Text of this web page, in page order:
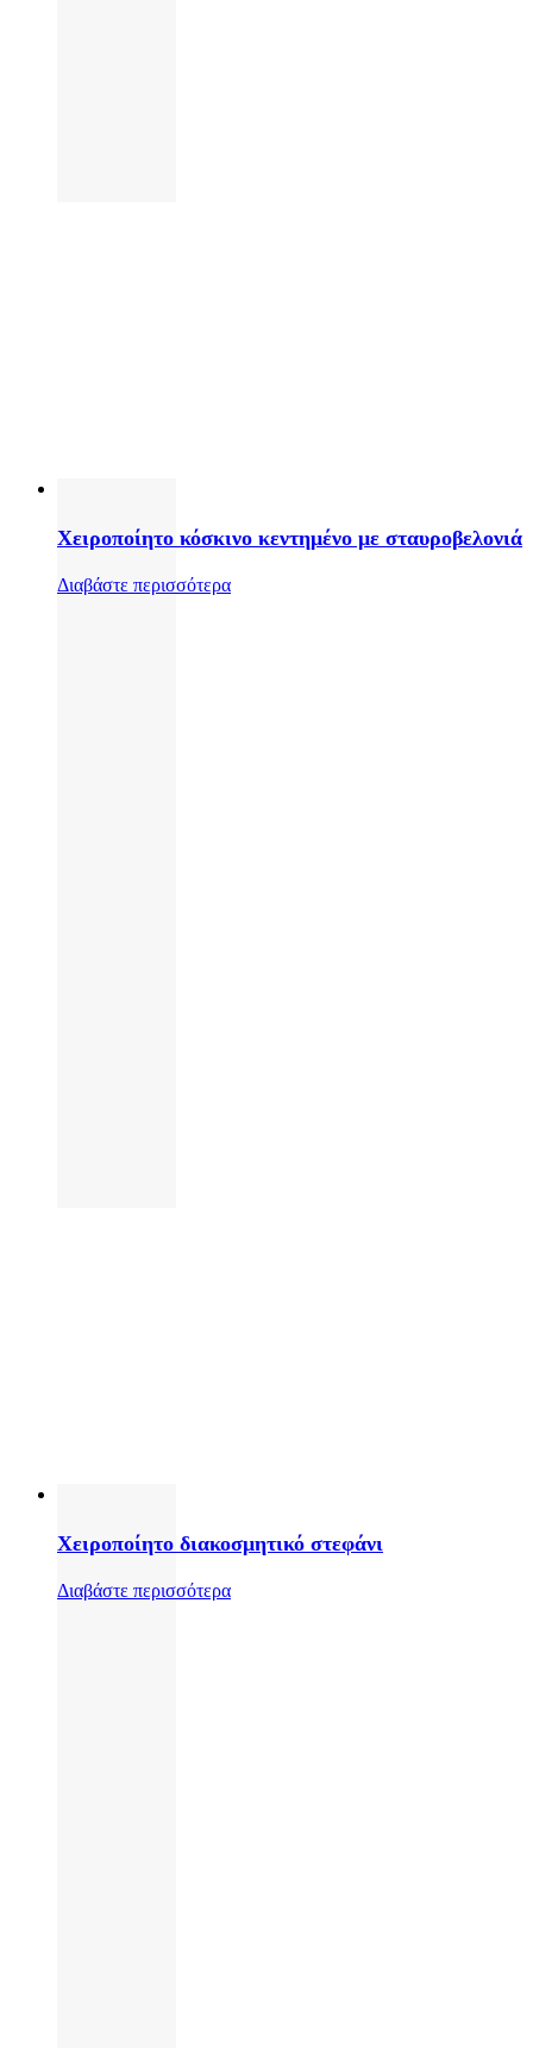
Χειροποίητο κόσκινο κεντημένο με σταυροβελονιά
Διαβάστε περισσότερα
Χειροποίητο διακοσμητικό στεφάνι
Διαβάστε περισσότερα